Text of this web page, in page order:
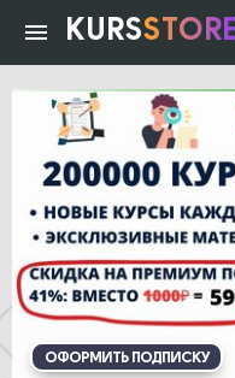
KURS
ОФОРМИТЬ ПОДПИСКУ